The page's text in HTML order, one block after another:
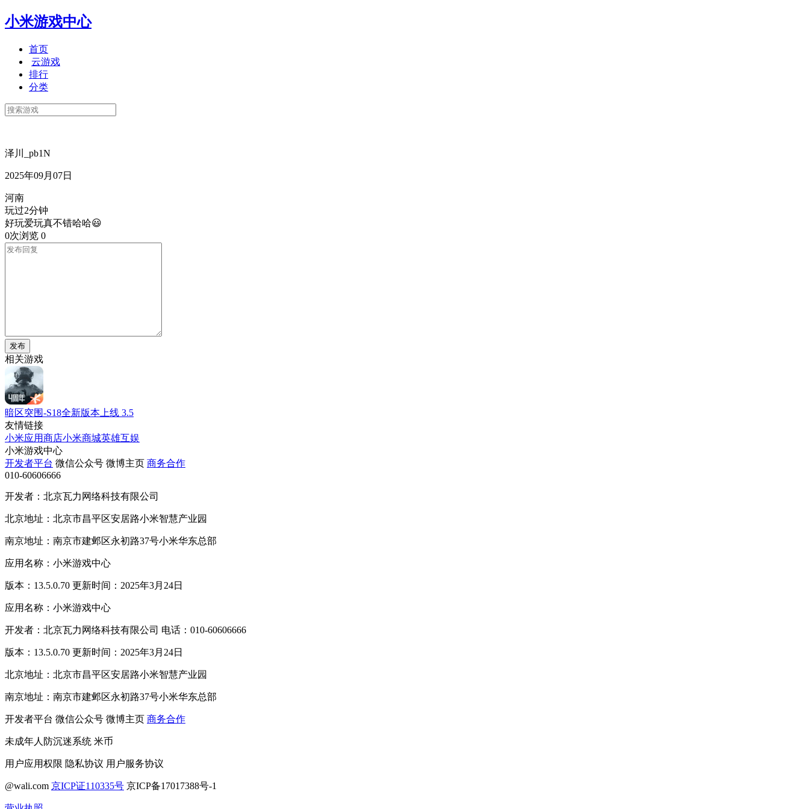
小米游戏中心
首页
云游戏
排行
分类
泽川_pb1N
2025年09月07日
河南
玩过2分钟
好玩爱玩真不错哈哈😃
0次浏览 0
发布
相关游戏
暗区突围-S18全新版本上线 3.5
友情链接
小米应用商店小米商城英雄互娱
小米游戏中心
开发者平台 微信公众号 微博主页 商务合作
010-60606666
开发者：北京瓦力网络科技有限公司
北京地址：北京市昌平区安居路小米智慧产业园
南京地址：南京市建邺区永初路37号小米华东总部
应用名称：小米游戏中心
版本：13.5.0.70 更新时间：2025年3月24日
应用名称：小米游戏中心
开发者：北京瓦力网络科技有限公司 电话：010-60606666
版本：13.5.0.70 更新时间：2025年3月24日
北京地址：北京市昌平区安居路小米智慧产业园
南京地址：南京市建邺区永初路37号小米华东总部
开发者平台 微信公众号 微博主页 商务合作
未成年人防沉迷系统 米币
用户应用权限 隐私协议 用户服务协议
@wali.com 京ICP证110335号 京ICP备17017388号-1